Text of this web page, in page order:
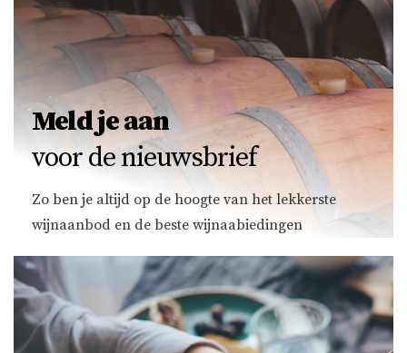
Meld je aan
voor de nieuwsbrief
Zo ben je altijd op de hoogte van het lekkerste
wijnaanbod en de beste wijnaabiedingen